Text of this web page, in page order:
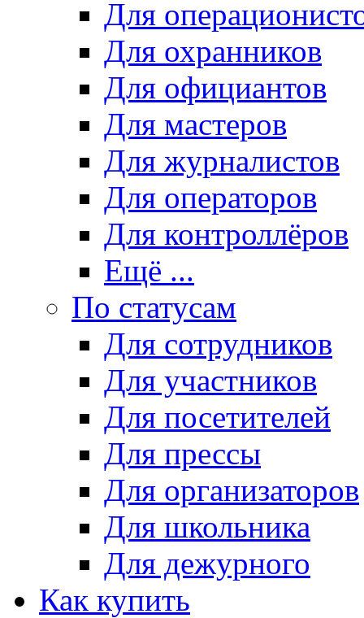
Для
Для охранников
Для официантов
Для мастеров
Для журналистов
Для операторов
Для контроллёров
Ещё ...
По статусам
Для сотрудников
Для участников
Для посетителей
Для прессы
Для организаторов
Для школьника
Для дежурного
Как купить